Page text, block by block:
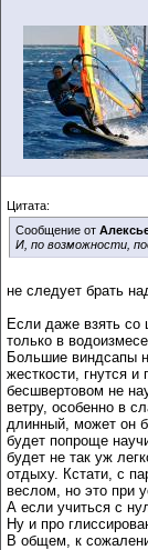
Цитата:
Сообщение от
И, по возможности,
не следует брать
Если даже взять со
только в
Большие виндсапы
жесткости, гнутся
бесшвертовом не
ветру, особенно в
длинный, может он
будет попроще
будет не так уж
отдыху. Кстати, с
веслом, но это при
А если учиться с
Ну и про
В общем, к